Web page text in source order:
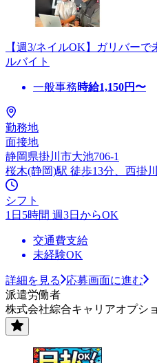
【週3/ネイルOK】ガリバー
ルバイト
一般事務時給1,150円〜
勤務地
面接地
静岡県掛川市大池706-1
桜木(静岡)駅 徒歩13分、西掛
シフト
1日5時間 週3日からOK
交通費支給
未経験OK
詳細を見る
応募画面に進む
派遣労働者
株式会社綜合キャリアオプシ